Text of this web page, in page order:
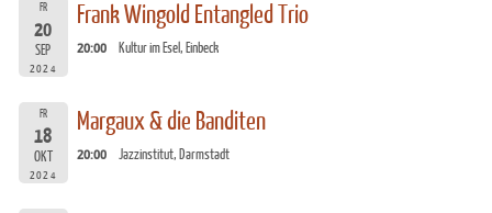
FR
20
SEP
2024
Frank Wingold Entangled Trio
20:00 Kultur im Esel, Einbeck
FR
18
OKT
2024
Margaux & die Banditen
20:00 Jazzinstitut, Darmstadt